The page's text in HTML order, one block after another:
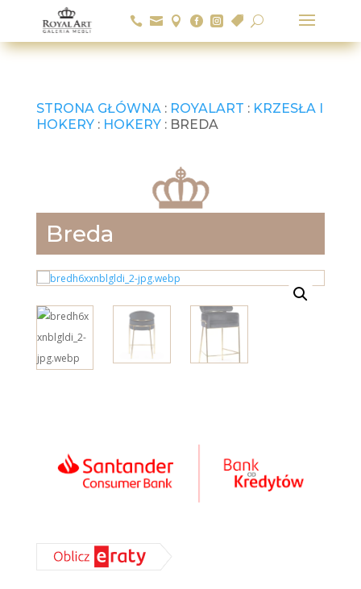
      U
STRONA GŁÓWNA: ROYALART : KRZESŁA I
HOKERY: HOKERY: BREDA
Breda